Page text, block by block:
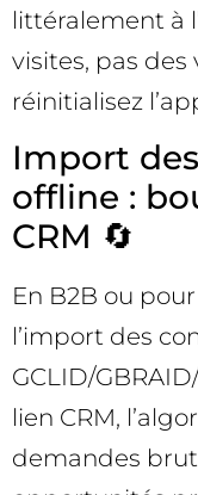
littéralement à
visites, pas
réinitialisez
Import
offline :
CRM 🔄
En B2B ou
l’import des
GCLID/
lien CRM,
demandes